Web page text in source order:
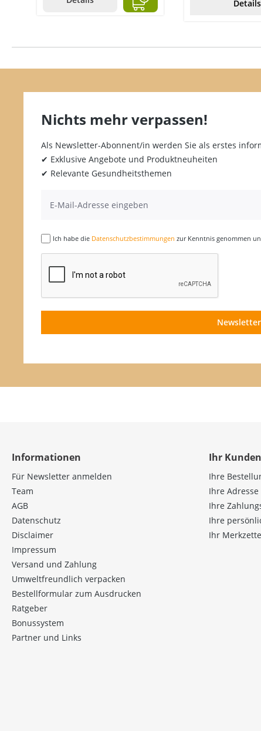
Details
Nichts mehr verpassen!
Als Newsletter-Abonnent/in werden Sie als erstes
✔ Exklusive Angebote und Produktneuheiten
✔ Relevante Gesundheitsthemen
Ich habe die Datenschutzbestimmungen zur Kenntnis genommen
Informationen
Für Newsletter anmelden
Team
AGB
Datenschutz
Disclaimer
Impressum
Versand und Zahlung
Umweltfreundlich verpacken
Bestellformular zum Ausdrucken
Ratgeber
Bonussystem
Partner und Links
Ihr
Ihre
Ihre Adresse
Ihre
Ihre
Ihr